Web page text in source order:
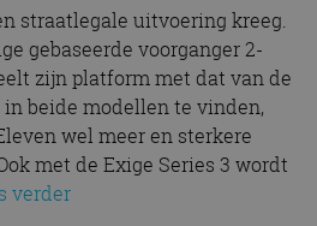
straatlegale uitvoering kreeg.
gebaseerde voorganger 2-
zijn platform met dat van de
in beide modellen te vinden,
wel meer en sterkere
met de Exige Series 3 wordt
verder